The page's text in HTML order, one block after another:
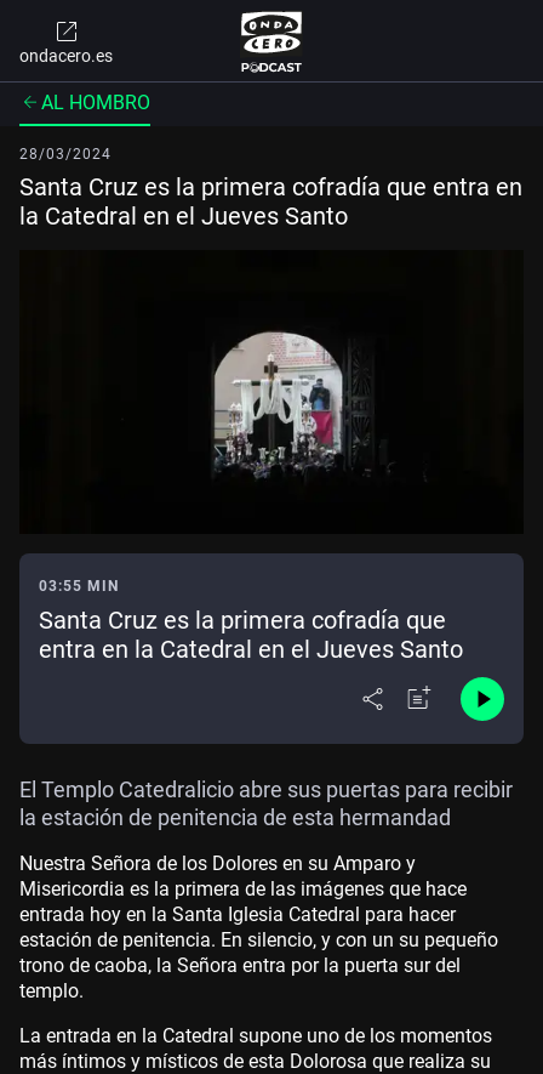
ondacero.es
AL HOMBRO
28/03/2024
Santa Cruz es la primera cofradía que entra en
la Catedral en el Jueves Santo
03:55 MIN
Santa Cruz es la primera cofradía que
entra en la Catedral en el Jueves Santo
El Templo Catedralicio abre sus puertas para recibir
la estación de penitencia de esta hermandad
Nuestra Señora de los Dolores en su Amparo y
Misericordia es la primera de las imágenes que hace
entrada hoy en la Santa Iglesia Catedral para hacer
estación de penitencia. En silencio, y con un su pequeño
trono de caoba, la Señora entra por la puerta sur del
templo.
La entrada en la Catedral supone uno de los momentos
más íntimos y místicos de esta Dolorosa que realiza su